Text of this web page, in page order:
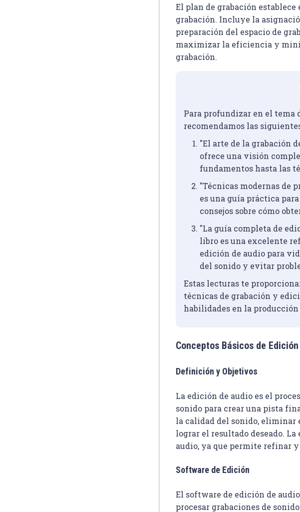
El plan de grabación
grabación. Incluye la
preparación del espacio de
maximizar la eficiencia y
grabación.
Para profundizar en el tema
recomendamos las
"El arte de la grabación
ofrece una visión
fundamentos hasta las
"Técnicas modernas de
es una guía práctica
consejos sobre cómo
"La guía completa de
libro es una excelente
edición de audio para
del sonido y evitar
Estas lecturas te
técnicas de grabación y
habilidades en la
Conceptos Básicos de
Definición y Objetivos
La edición de audio es el
sonido para crear una pista
la calidad del sonido, eliminar
lograr el resultado deseado.
audio, ya que permite refinar
Software de Edición
El software de edición de
procesar grabaciones de